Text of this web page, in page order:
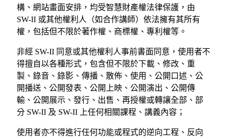
構、網站畫面安排，均受智慧財產權法律保護，由
SW-II 或其他權利人（如合作講師）依法擁有其所有
權，包括但不限於著作權、商標權、專利權等。
非經 SW-II 同意或其他權利人事前書面同意，使用者不
得擅自以各種形式，包含但不限於下載、修改、重
製、錄音、錄影、傳播、散佈、使用、公開口述、公
開播送、公開發表、公開上映、公開演出、公開傳
輸、公開展示、發行、出售、再授權或轉讓全部、部
分 SW-II 及 SW-II 上任何相關課程、講義內容；
使用者亦不得進行任何功能或程式的逆向工程、反向